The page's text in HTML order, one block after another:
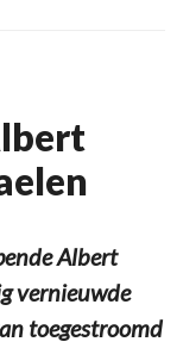
Albert
vernieuwde
toegestroomd